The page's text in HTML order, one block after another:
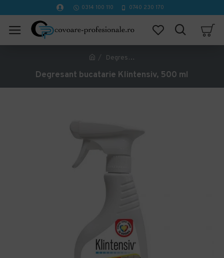
0314 100 110 0740 230 170
Degresant bucatarie Klintensiv, 500 ml
Degresant bucatarie Klintensiv, 500 ml